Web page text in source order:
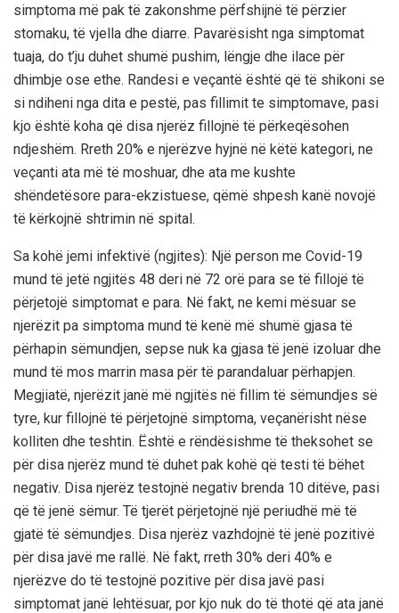
simptoma më pak të zakonshme përfshijnë të përzier
stomaku, të vjella dhe diarre. Pavarësisht nga simptomat
tuaja, do t’ju duhet shumë pushim, lëngje dhe ilace për
dhimbje ose ethe. Randesi e veçantë është që të shikoni se
si ndiheni nga dita e pestë, pas fillimit te simptomave, pasi
kjo është koha që disa njerëz fillojnë të përkeqësohen
ndjeshëm. Rreth 20% e njerëzve hyjnë në këtë kategori, ne
veçanti ata më të moshuar, dhe ata me kushte
shëndetësore para-ekzistuese, qëmë shpesh kanë novojë
të kërkojnë shtrimin në spital.
Sa kohë jemi infektivë (ngjites): Një person me Covid-19
mund të jetë ngjitës 48 deri në 72 orë para se të fillojë të
përjetojë simptomat e para. Në fakt, ne kemi mësuar se
njerëzit pa simptoma mund të kenë më shumë gjasa të
përhapin sëmundjen, sepse nuk ka gjasa të jenë izoluar dhe
mund të mos marrin masa për të parandaluar përhapjen.
Megjiatë, njerëzit janë më ngjitës në fillim të sëmundjes së
tyre, kur fillojnë të përjetojnë simptoma, veçanërisht nëse
kolliten dhe teshtin. Është e rëndësishme të theksohet se
për disa njerëz mund të duhet pak kohë që testi të bëhet
negativ. Disa njerëz testojnë negativ brenda 10 ditëve, pasi
që të jenë sëmur. Të tjerët përjetojnë një periudhë më të
gjatë të sëmundjes. Disa njerëz vazhdojnë të jenë pozitivë
për disa javë me rallë. Në fakt, rreth 30% deri 40% e
njerëzve do të testojnë pozitive për disa javë pasi
simptomat janë lehtësuar, por kjo nuk do të thotë që ata janë